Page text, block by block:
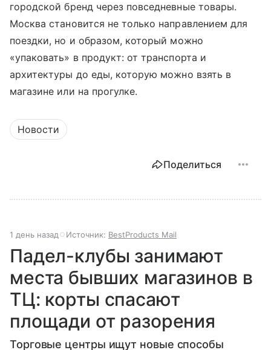
городской бренд через повседневные товары.
Москва становится не только направлением для
поездки, но и образом, который можно
«упаковать» в продукт: от транспорта и
архитектуры до еды, которую можно взять в
магазине или на прогулке.
Новости
Поделиться
1 день назад Источник: BestProducts Mail
Падел-клубы занимают
места бывших магазинов в
ТЦ: корты спасают
площади от разорения
Торговые центры ищут новые способы